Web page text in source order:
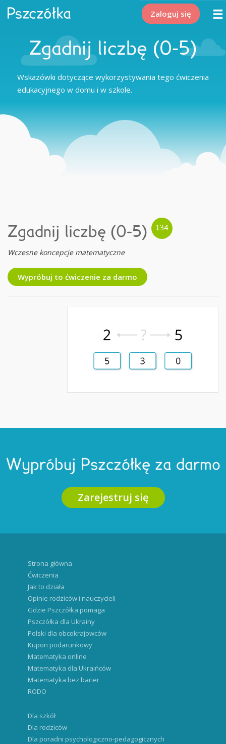
Zaloguj się
Zgadnij liczbę (0-5)
Wskazówki dotyczące wykorzystywania tego ćwiczenia
edukacyjnego w domu i w szkole.
Zgadnij liczbę (0-5)
Wczesne koncepcje matematyczne
Wypróbuj to ćwiczenie za darmo
Wypróbuj Pszczółkę za darmo
Zarejestruj się
Strona główna
Ćwiczenia
Jak to działa
Opinie rodziców i nauczycieli
Gdzie Pszczółka pomaga
Pszczółka dla Ukrainy
Polski dla obcokrajowców
Kupon podarunkowy
Matematyka online
Matematyka dla Ukraińców
Matematyka bez barier
RODO
Dla szkół
Dla rodziców
Dla poradni psychologiczno-pedagogicznych